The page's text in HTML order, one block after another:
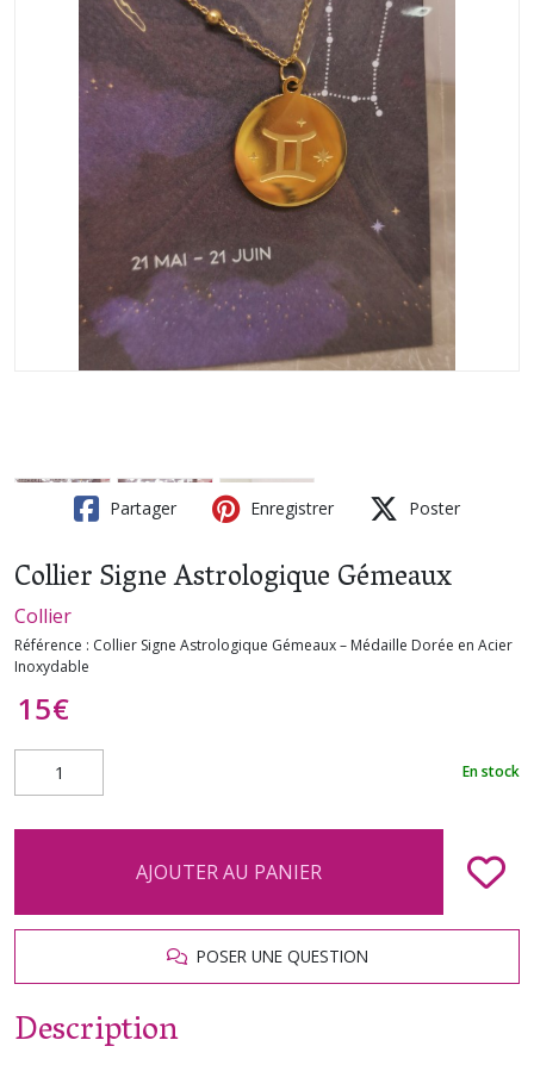
Partager Enregistrer Poster
Collier Signe Astrologique Gémeaux
Collier
Référence : Collier Signe Astrologique Gémeaux – Médaille Dorée en Acier
Inoxydable
15€
En stock
AJOUTER AU PANIER
POSER UNE QUESTION
Description